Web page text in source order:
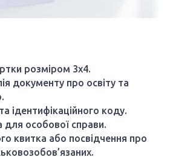
розміром 3х4.
документу про освіту та
ідентифікаційного коду.